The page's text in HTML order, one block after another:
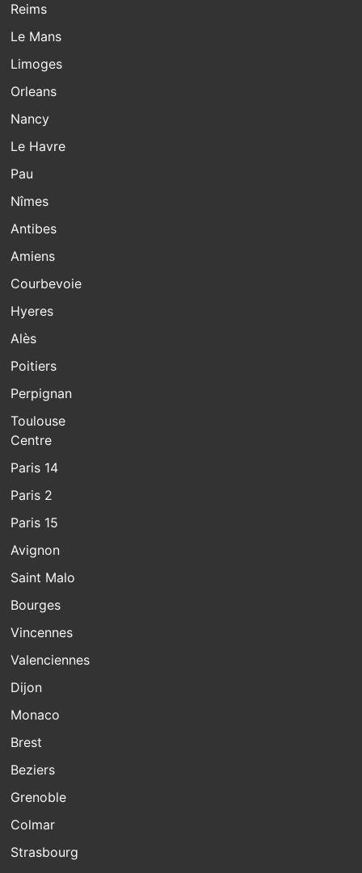
Reims
Le Mans
Limoges
Orleans
Nancy
Le Havre
Pau
Nîmes
Antibes
Amiens
Courbevoie
Hyeres
Alès
Poitiers
Perpignan
Toulouse
Centre
Paris 14
Paris 2
Paris 15
Avignon
Saint Malo
Bourges
Vincennes
Valenciennes
Dijon
Monaco
Brest
Beziers
Grenoble
Colmar
Strasbourg